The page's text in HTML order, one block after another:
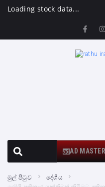
Loading stock data...
AD MASTER
මුල් පිටුව
දේශීය